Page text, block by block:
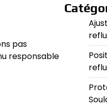
pas
responsable